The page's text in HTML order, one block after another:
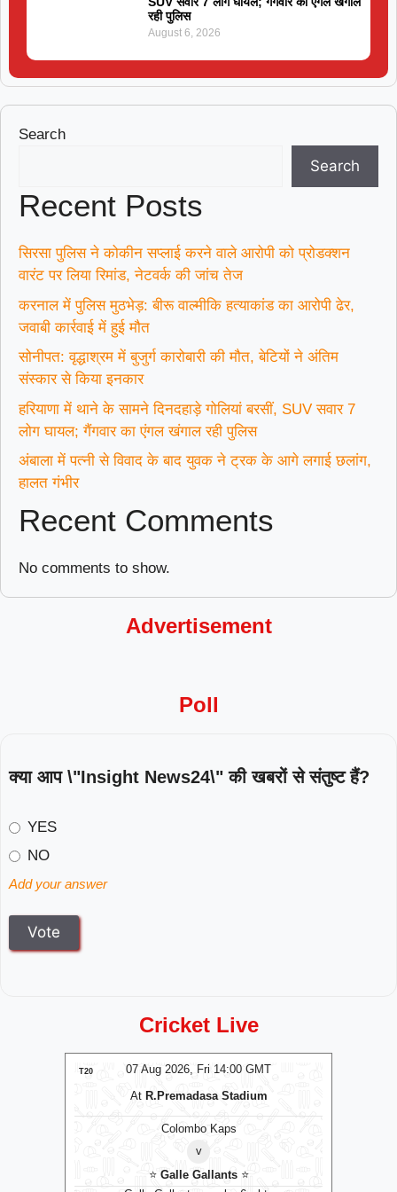
रही पुलिस
August 6, 2026
Search
Search
Recent Posts
सिरसा पुलिस ने कोकीन सप्लाई करने वाले आरोपी को प्रोडक्शन
वारंट पर लिया रिमांड, नेटवर्क की जांच तेज
करनाल में पुलिस मुठभेड़: बीरू वाल्मीकि हत्याकांड का आरोपी ढेर,
जवाबी कार्रवाई में हुई मौत
सोनीपत: वृद्धाश्रम में बुजुर्ग कारोबारी की मौत, बेटियों ने अंतिम
संस्कार से किया इनकार
हरियाणा में थाने के सामने दिनदहाड़े गोलियां बरसीं, SUV सवार 7
लोग घायल; गैंगवार का एंगल खंगाल रही पुलिस
अंबाला में पत्नी से विवाद के बाद युवक ने ट्रक के आगे लगाई छलांग,
हालत गंभीर
Recent Comments
No comments to show.
Advertisement
Poll
क्या आप \"Insight News24\" की खबरों से संतुष्ट हैं?
YES
NO
Add your answer
Cricket Live
07 Aug 2026, Fri 14:00 GMT
T20
At R.Premadasa Stadium
Colombo Kaps
v
⭐Galle Gallants ⭐